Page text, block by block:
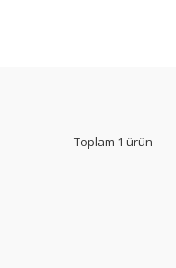
Toplam 1 ürün